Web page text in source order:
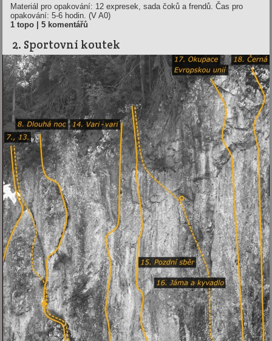
Materiál pro opakování: 12 expresek, sada čoků a frendů. Čas pro
opakování: 5-6 hodin. (V A0)
1 topo | 5 komentářů
2. Sportovní koutek